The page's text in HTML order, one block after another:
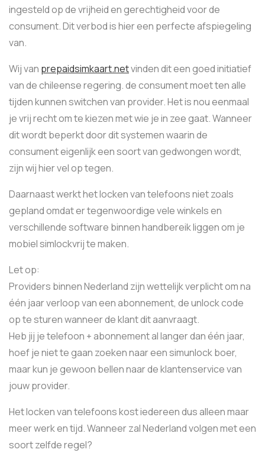
ingesteld op de vrijheid en gerechtigheid voor de
consument. Dit verbod is hier een perfecte afspiegeling
van.
Wij van prepaidsimkaart.netvinden dit een goed initiatief
van de chileense regering. de consument moet ten alle
tijden kunnen switchen van provider. Het is nou eenmaal
je vrij recht om te kiezen met wie je in zee gaat. Wanneer
dit wordt beperkt door dit systemen waarin de
consument eigenlijk een soort van gedwongen wordt,
zijn wij hier vel op tegen.
Daarnaast werkt het locken van telefoons niet zoals
gepland omdat er tegenwoordige vele winkels en
verschillende software binnen handbereik liggen om je
mobiel simlockvrij te maken.
Let op:
Providers binnen Nederland zijn wettelijk verplicht om na
één jaar verloop van een abonnement, de unlock code
op te sturen wanneer de klant dit aanvraagt.
Heb jij je telefoon + abonnement al langer dan één jaar,
hoef je niet te gaan zoeken naar een simunlock boer,
maar kun je gewoon bellen naar de klantenservice van
jouw provider.
Het locken van telefoons kost iedereen dus alleen maar
meer werk en tijd. Wanneer zal Nederland volgen met een
soort zelfde regel?